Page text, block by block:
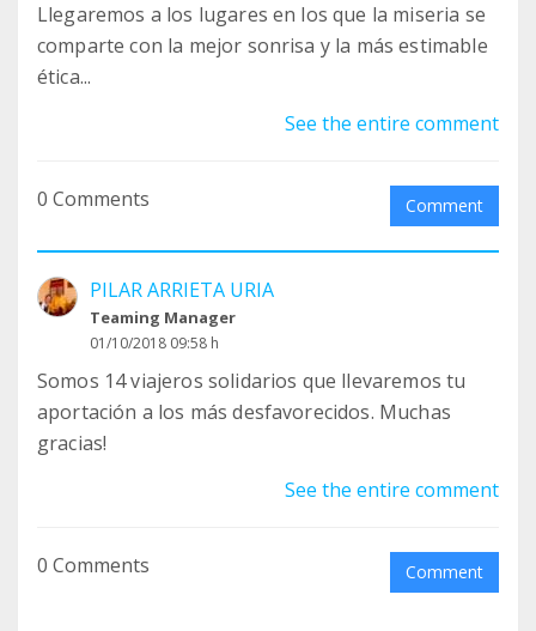
Llegaremos a los lugares en los que la miseria se
comparte con la mejor sonrisa y la más estimable
ética...
See the entire comment
0 Comments Comment
PILAR ARRIETA URIA
Teaming Manager
01/10/2018 09:58 h
Somos 14 viajeros solidarios que llevaremos tu
aportación a los más desfavorecidos. Muchas
gracias!
See the entire comment
0 Comments Comment